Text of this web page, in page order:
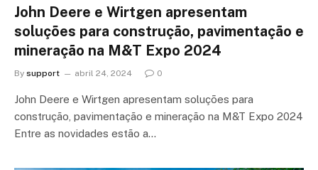
John Deere e Wirtgen apresentam
soluções para construção, pavimentação e
mineração na M&T Expo 2024
By support abril 24, 2024 0
John Deere e Wirtgen apresentam soluções para
construção, pavimentação e mineração na M&T Expo 2024
Entre as novidades estão a…